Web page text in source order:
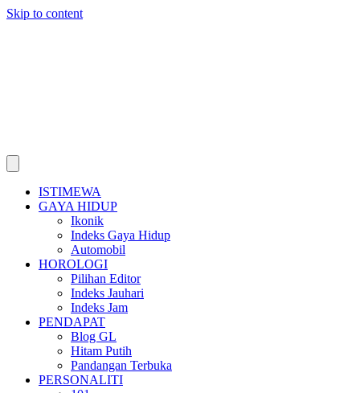
Skip to content
ISTIMEWA
GAYA HIDUP
Ikonik
Indeks Gaya Hidup
Automobil
HOROLOGI
Pilihan Editor
Indeks Jauhari
Indeks Jam
PENDAPAT
Blog GL
Hitam Putih
Pandangan Terbuka
PERSONALITI